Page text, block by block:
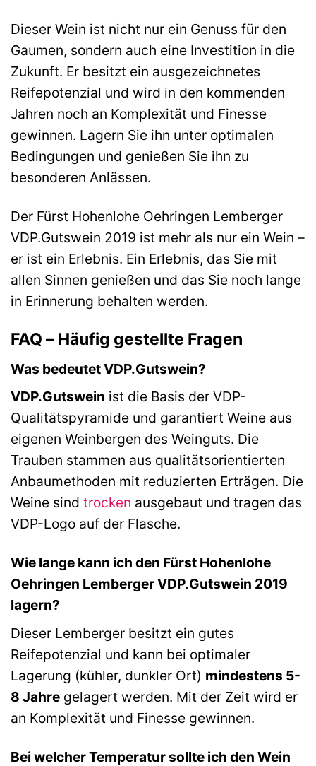
Dieser Wein ist nicht nur ein Genuss für den
Gaumen, sondern auch eine Investition in die
Zukunft. Er besitzt ein ausgezeichnetes
Reifepotenzial und wird in den kommenden
Jahren noch an Komplexität und Finesse
gewinnen. Lagern Sie ihn unter optimalen
Bedingungen und genießen Sie ihn zu
besonderen Anlässen.
Der Fürst Hohenlohe Oehringen Lemberger
VDP.Gutswein 2019 ist mehr als nur ein Wein –
er ist ein Erlebnis. Ein Erlebnis, das Sie mit
allen Sinnen genießen und das Sie noch lange
in Erinnerung behalten werden.
FAQ – Häufig gestellte Fragen
Was bedeutet VDP.Gutswein?
VDP.Gutswein ist die Basis der VDP-
Qualitätspyramide und garantiert Weine aus
eigenen Weinbergen des Weinguts. Die
Trauben stammen aus qualitätsorientierten
Anbaumethoden mit reduzierten Erträgen. Die
Weine sind trocken ausgebaut und tragen das
VDP-Logo auf der Flasche.
Wie lange kann ich den Fürst Hohenlohe
Oehringen Lemberger VDP.Gutswein 2019
lagern?
Dieser Lemberger besitzt ein gutes
Reifepotenzial und kann bei optimaler
Lagerung (kühler, dunkler Ort) mindestens 5-
8 Jahre gelagert werden. Mit der Zeit wird er
an Komplexität und Finesse gewinnen.
Bei welcher Temperatur sollte ich den Wein